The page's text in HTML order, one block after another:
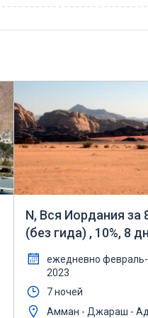
N, Вся Иордания за
(без гида) , 10%, 8
февраль-декабрь
ежедневно
2023
7 ночей
Амман - Джараш -